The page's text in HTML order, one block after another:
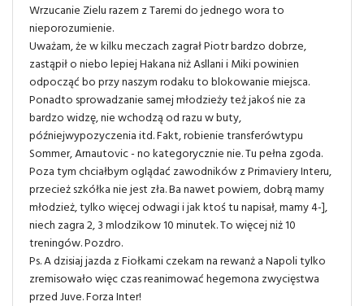
Wrzucanie Zielu razem z Taremi do jednego wora to
nieporozumienie.
Uważam, że w kilku meczach zagrał Piotr bardzo dobrze,
zastąpił o niebo lepiej Hakana niż Asllani i Miki powinien
odpocząć bo przy naszym rodaku to blokowanie miejsca.
Ponadto sprowadzanie samej młodzieży też jakoś nie za
bardzo widzę, nie wchodzą od razu w buty,
późniejwypozyczenia itd. Fakt, robienie transferówtypu
Sommer, Arnautovic - no kategorycznie nie. Tu pełna zgoda.
Poza tym chciałbym oglądać zawodników z Primaviery Interu,
przecież szkółka nie jest zła. Ba nawet powiem, dobrą mamy
młodzież, tylko więcej odwagi i jak ktoś tu napisał, mamy 4-],
niech zagra 2, 3 mlodzikow 10 minutek. To więcej niż 10
treningów. Pozdro.
Ps. A dzisiaj jazda z Fiołkami czekam na rewanż a Napoli tylko
zremisowało więc czas reanimować hegemona zwycięstwa
przed Juve. Forza Inter!